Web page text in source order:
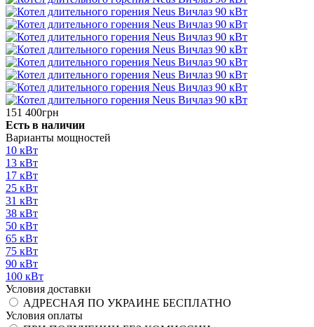
151 400грн
Есть в наличии
Варианты мощностей
10 кВт
13 кВт
17 кВт
25 кВт
31 кВт
38 кВт
50 кВт
65 кВт
75 кВт
90 кВт
100 кВт
Условия доставки
АДРЕСНАЯ ПО УКРАИНЕ БЕСПЛАТНО
Условия оплаты